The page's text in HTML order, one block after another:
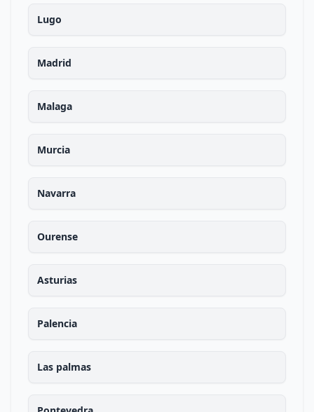
Lugo
Madrid
Malaga
Murcia
Navarra
Ourense
Asturias
Palencia
Las palmas